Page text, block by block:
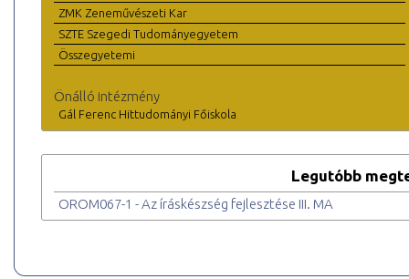
ZMK Zeneművészeti Kar
SZTE Szegedi Tudományegyetem
Összegyetemi
Önálló intézmény
Gál Ferenc Hittudományi Főiskola
Legutóbb
OROM067-1 - Az íráskészség fejlesztése III. MA